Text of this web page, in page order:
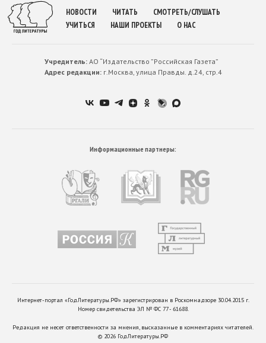
НОВОСТИ ЧИТАТЬ
СМОТРЕТЬ/СЛУШАТЬ
УЧИТЬСЯ
НАШИ ПРОЕКТЫ О НАС
Учредитель:АО “Издательство ”Российская Газета”
Адрес редакции:г.Москва, улица Правды. д.24, стр.4
Информационные партнеры:
Интернет-портал «ГодЛитературы.РФ» зарегистрирован в Роскомнадзоре 30.04.2015 г.
Номер свидетельства ЭЛ № ФС 77 - 61688.
Редакция не несет ответственности за мнения, высказанные в комментариях читателей.
© 2026 ГодЛитературы.РФ